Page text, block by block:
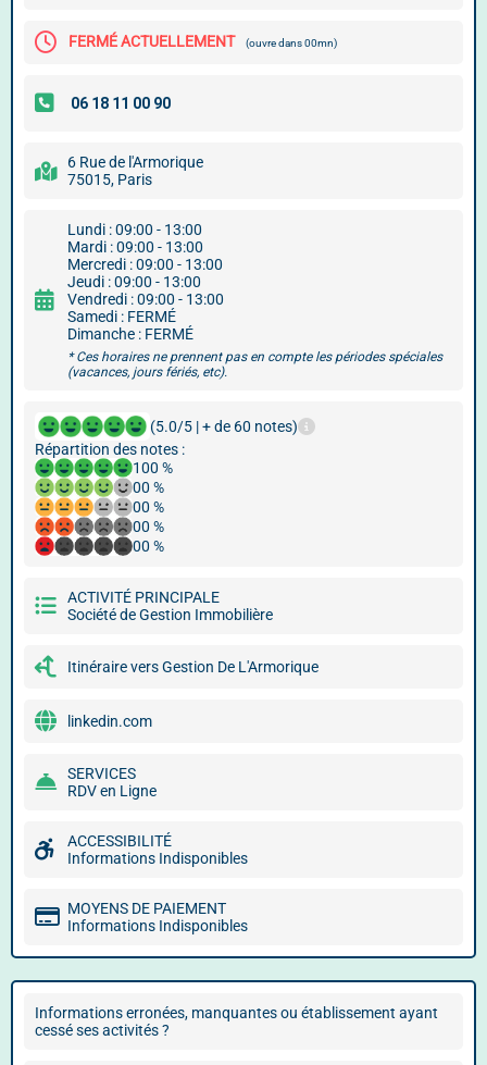
FERMÉ ACTUELLEMENT (ouvre dans 00mn)
6 Rue de l'Armorique
75015, Paris
Lundi : 09:00 - 13:00
Mardi : 09:00 - 13:00
Mercredi : 09:00 - 13:00
Jeudi : 09:00 - 13:00
Vendredi : 09:00 - 13:00
Samedi : FERMÉ
Dimanche : FERMÉ
* Ces horaires ne prennent pas en compte les périodes spéciales
(vacances, jours fériés, etc).
(5.0/5 | + de 60 notes)
Répartition des notes :
100 %
00 %
00 %
00 %
00 %
ACTIVITÉ PRINCIPALE
Société de Gestion Immobilière
Itinéraire vers Gestion De L'Armorique
linkedin.com
SERVICES
RDV en Ligne
ACCESSIBILITÉ
Informations Indisponibles
MOYENS DE PAIEMENT
Informations Indisponibles
Informations erronées, manquantes ou établissement ayant
cessé ses activités ?